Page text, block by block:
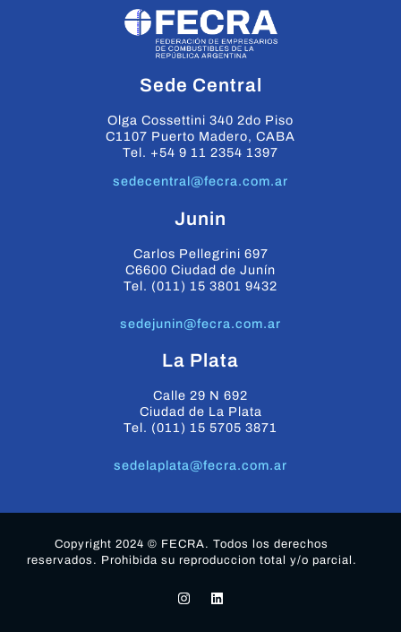
Sede Central
Olga Cossettini 340 2do Piso
C1107 Puerto Madero, CABA
Tel. +54 9 11 2354 1397
sedecentral@fecra.com.ar
Junin
Carlos Pellegrini 697
C6600 Ciudad de Junín
Tel. (011) 15 3801 9432
sedejunin@fecra.com.ar
La Plata
Calle 29 N 692
Ciudad de La Plata
Tel. (011) 15 5705 3871
sedelaplata@fecra.com.ar
Copyright 2024 © FECRA. Todos los derechos
reservados. Prohibida su reproduccion total y/o parcial.